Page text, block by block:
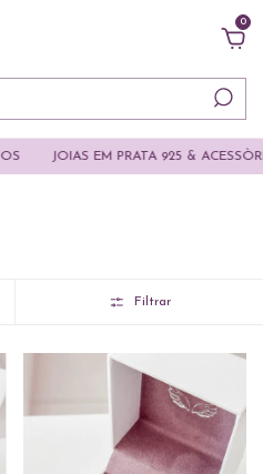
0
JOIAS EM PRATA 925 & ACESSÒRIOS
Filtrar